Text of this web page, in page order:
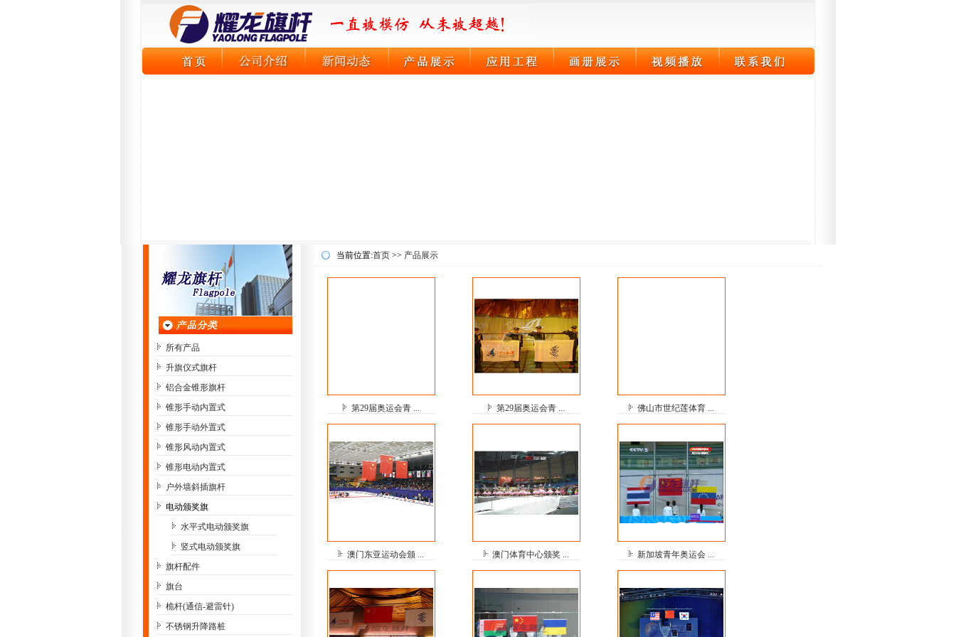
所有产品
升旗仪式旗杆
铝合金锥形旗杆
锥形手动内置式
锥形手动外置式
锥形风动内置式
锥形电动内置式
户外墙斜插旗杆
电动颁奖旗
水平式电动颁奖旗
竖式电动颁奖旗
旗杆配件
旗台
桅杆(通信-避雷针)
不锈钢升降路桩
当前位置:首页>> 产品展示
第29届奥运会青 ... 第29届奥运会青 ... 佛山市世纪莲体育 ...
澳门东亚运动会颁 ... 澳门体育中心颁奖 ... 新加坡青年奥运会 ...